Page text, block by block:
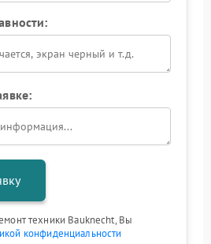
техники Bauknecht, Вы
конфиденциальности